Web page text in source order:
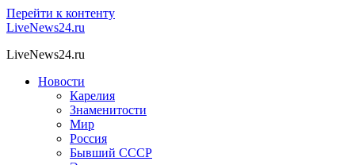
Перейти к контенту
LiveNews24.ru
LiveNews24.ru
Новости
Карелия
Знаменитости
Мир
Россия
Бывший СССР